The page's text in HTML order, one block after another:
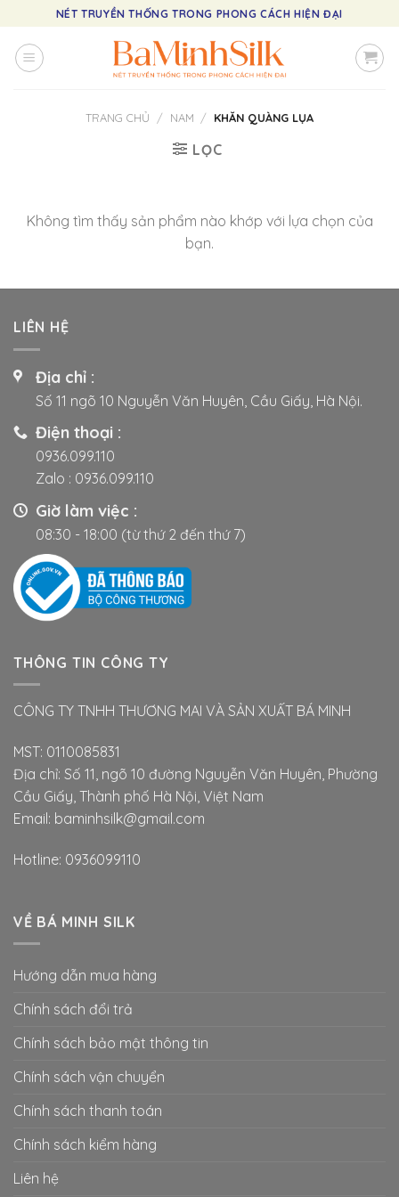
to
content
NÉT TRUYỀN THỐNG TRONG PHONG CÁCH HIỆN ĐẠI
TRANG CHỦ / NAM / KHĂN QUÀNG LỤA
LỌC
Không tìm thấy sản phẩm nào khớp với lựa chọn của
bạn.
LIÊN HỆ
Địa chỉ :
Số 11 ngõ 10 Nguyễn Văn Huyên, Cầu Giấy, Hà Nội.
Điện thoại :
0936.099.110
Zalo : 0936.099.110
Giờ làm việc :
08:30 - 18:00 (từ thứ 2 đến thứ 7)
THÔNG TIN CÔNG TY
CÔNG TY TNHH THƯƠNG MAI VÀ SẢN XUẤT BÁ MINH
MST: 0110085831
Địa chỉ: Số 11, ngõ 10 đường Nguyễn Văn Huyên, Phường
Cầu Giấy, Thành phố Hà Nội, Việt Nam
Email: baminhsilk@gmail.com
Hotline: 0936099110
VỀ BÁ MINH SILK
Hướng dẫn mua hàng
Chính sách đổi trả
Chính sách bảo mật thông tin
Chính sách vận chuyển
Chính sách thanh toán
Chính sách kiểm hàng
Liên hệ